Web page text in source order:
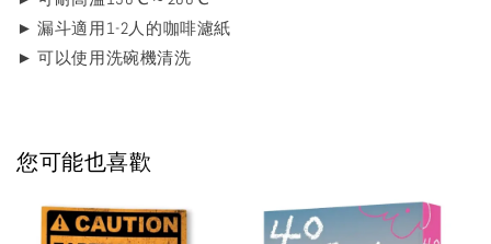
► 漏斗適用1-2人的咖啡濾紙
► 可以使用洗碗機清洗
您可能也喜歡